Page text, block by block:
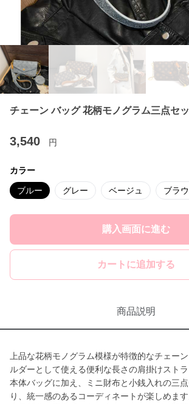
チェーン バッグ 花柄モノグラム三点セ
3,540 円
カラー
ブルー グレー ベージュ ブラ
購入画面に進む
カートに追加する
商品説明
上品な花柄モノグラム模様が特徴的なチェー
ルダーとして使える便利な長さの肩掛けストラ
本体バッグに加え、ミニ財布と小銭入れの三
り、統一感のあるコーディネートが楽しめます